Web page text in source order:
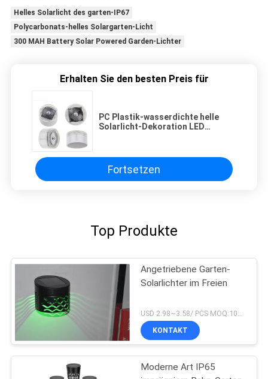
Helles Solarlicht des garten-IP67
Polycarbonats-helles Solargarten-Licht
300 MAH Battery Solar Powered Garden-Lichter
Erhalten Sie den besten Preis für
PC Plastik-wasserdichte helle
Solarlicht-Dekoration LED
Fortsetzen
Top Produkte
Angetriebene Garten-
Solarlichter im Freien
KONTAKT
Moderne Art IP65